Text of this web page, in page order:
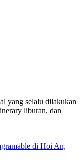
yang selalu dilakukan
liburan, dan
di Hoi An,